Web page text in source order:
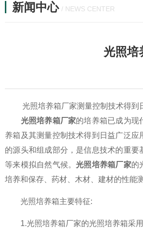
新闻中心 / NEWS CENTER
光照培
光照培养箱厂家测量控制技术得到
光照培养箱厂家的培养箱已成为现
养箱及其测量控制技术得到日益广泛
的源头和组成部分，是信息技术的重
等来模拟自然气候。光照培养箱厂家的
培养和保存、药材、木材、建材的性能
光照培养箱主要特征:
1.光照培养箱厂家的光照培养箱采用